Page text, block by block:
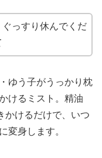
っすり休んでくだ
ゆう子がうっかり枕
けるミスト。精油
かけるだけで、いつ
変身します。